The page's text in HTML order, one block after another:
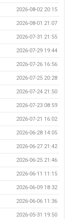
2026-08-02 20:15
2026-08-01 21:07
2026-07-31 21:55
2026-07-29 19:44
2026-07-26 16:56
2026-07-25 20:28
2026-07-24 21:50
2026-07-23 08:59
2026-07-21 16:02
2026-06-28 14:05
2026-06-27 21:42
2026-06-25 21:46
2026-06-11 11:15
2026-06-09 18:32
2026-06-06 11:36
2026-05-31 19:50